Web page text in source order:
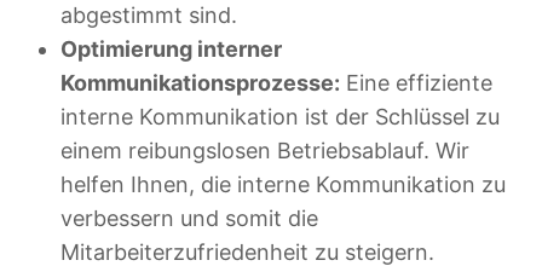
abgestimmt sind.
Optimierung interner
Kommunikationsprozesse: Eine effiziente
interne Kommunikation ist der Schlüssel zu
einem reibungslosen Betriebsablauf. Wir
helfen Ihnen, die interne Kommunikation zu
verbessern und somit die
Mitarbeiterzufriedenheit zu steigern.